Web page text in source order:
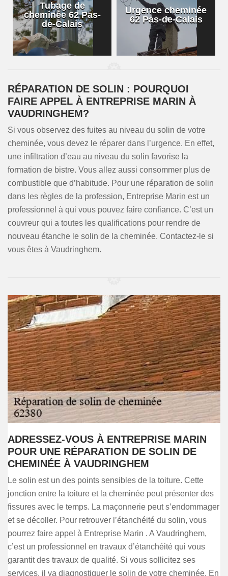
Tubage de
cheminée 62 Pas-
de-Calais
Urgence cheminée
62 Pas-de-Calais
RÉPARATION DE SOLIN : POURQUOI
FAIRE APPEL À ENTREPRISE MARIN À
VAUDRINGHEM?
Si vous observez des fuites au niveau du solin de votre
cheminée, vous devez le réparer dans l’urgence. En effet,
une infiltration d’eau au niveau du solin favorise la
formation de bistre. Vous allez aussi consommer plus de
combustible que d’habitude. Pour une réparation de solin
dans les règles de la profession, Entreprise Marin est un
professionnel à qui vous pouvez faire confiance. C’est un
couvreur qui a toutes les qualifications pour rendre de
nouveau étanche le solin de la cheminée. Contactez-le si
vous êtes à Vaudringhem.
ADRESSEZ-VOUS À ENTREPRISE MARIN
POUR UNE RÉPARATION DE SOLIN DE
CHEMINÉE À VAUDRINGHEM
Le solin est un des points sensibles de la toiture. Cette
jonction entre la toiture et la cheminée peut présenter des
fissures avec le temps. La maçonnerie peut s’endommager
et se décoller. Pour retrouver l’étanchéité du solin, vous
pourrez faire appel à Entreprise Marin . A Vaudringhem,
c’est un professionnel en travaux d’étanchéité qui vous
garantit des travaux de qualité. Si vous sollicitez ses
services, il va diagnostiquer le solin de votre cheminée. En